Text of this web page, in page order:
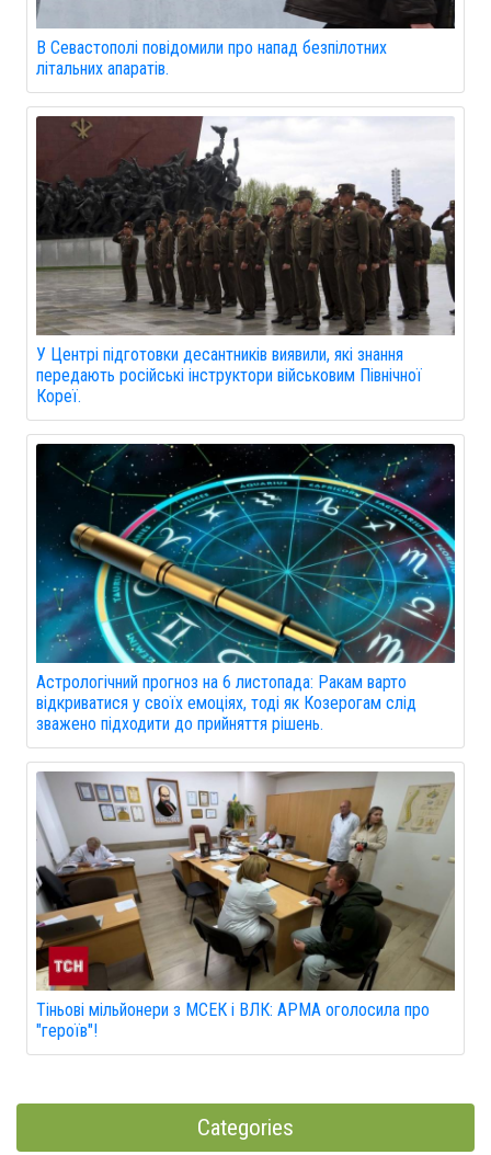
В Севастополі повідомили про напад безпілотних
літальних апаратів.
У Центрі підготовки десантників виявили, які знання
передають російські інструктори військовим Північної
Кореї.
Астрологічний прогноз на 6 листопада: Ракам варто
відкриватися у своїх емоціях, тоді як Козерогам слід
зважено підходити до прийняття рішень.
Тіньові мільйонери з МСЕК і ВЛК: АРМА оголосила про
"героїв"!
Categories